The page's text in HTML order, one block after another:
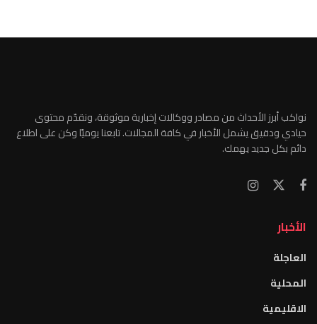
نواكب أبرز الأحداث من مصادر ووكالات إخبارية موثوقة، ونقدّم محتوى
حيادي ودقيق يشمل الأخبار في كافة المجالات. تابعنا يوميًا وكن على اطلاع
دائم بكل جديد يهمك.
الأخبار
العاجلة
المحلية
الاقليمية